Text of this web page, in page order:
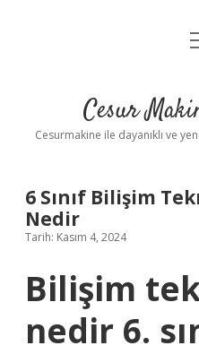
Cesur
Cesurmakine ile dayanıklı ve
6 Sınıf Bilişim
Nedir
Tarih: Kasım 4, 2024
Bilişim
nedir 6.